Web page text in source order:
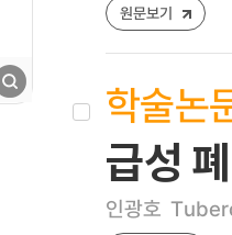
원문보기
학술논
급성
인광호